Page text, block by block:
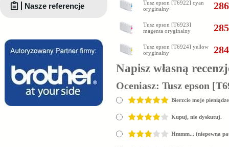
Tusz epson [T6922] cyan
oryginalny
Tusz epson [T6923]
magenta oryginalny
Tusz epson [T6924] yellow
oryginalny
Napisz własną
Oceniasz: Tusz epson
Bierzcie moje
Kupuj, nie dyskutuj.
Hmmm... (niepewna
Nasze referencje